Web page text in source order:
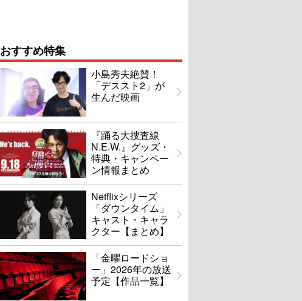
おすすめ特集
小島秀夫絶賛！
「デススト2」が
生んだ映画
『踊る大捜査線
N.E.W.』グッズ・
特典・キャンペー
ン情報まとめ
Netflixシリーズ
「ダウンタイム」
キャスト・キャラ
クター【まとめ】
「金曜ロードショ
ー」2026年の放送
予定【作品一覧】